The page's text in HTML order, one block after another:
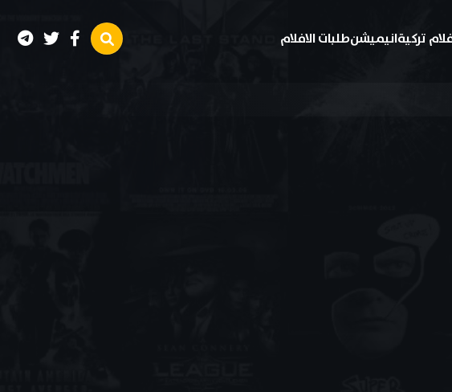
تركيةانيميشنطلبات الافلام